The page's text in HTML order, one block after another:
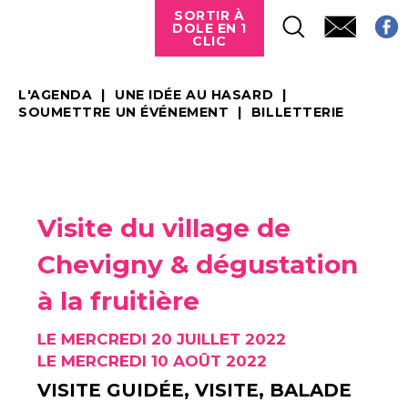
SORTIR À
DOLE EN 1
CLIC
L'AGENDA
UNE IDÉE AU HASARD
SOUMETTRE UN ÉVÉNEMENT
BILLETTERIE
Visite du village de
Chevigny & dégustation
à la fruitière
LE MERCREDI 20 JUILLET 2022
LE MERCREDI 10 AOÛT 2022
VISITE GUIDÉE, VISITE, BALADE